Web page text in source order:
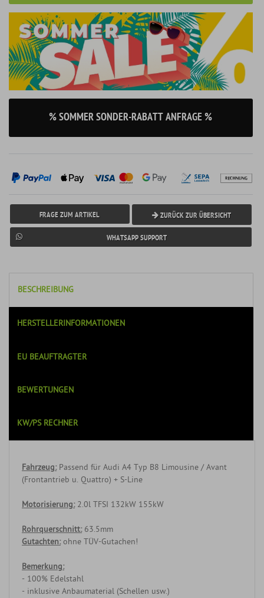
% SOMMER SONDER-RABATT ANFRAGE %
FRAGE ZUM ARTIKEL ZURÜCK ZUR ÜBERSICHT
WHATSAPP SUPPORT
BESCHREIBUNG
HERSTELLERINFORMATIONEN
EU BEAUFTRAGTER
BEWERTUNGEN
KW/PS RECHNER
Fahrzeug:Passend für Audi A4 Typ B8 Limousine / Avant
(Frontantrieb u. Quattro) + S-Line
Motorisierung:2.0l TFSI 132kW 155kW
Rohrquerschnitt:63.5mm
Gutachten:ohne TÜV-Gutachen!
Bemerkung:
- 100% Edelstahl
- inklusive Anbaumaterial (Schellen usw.)